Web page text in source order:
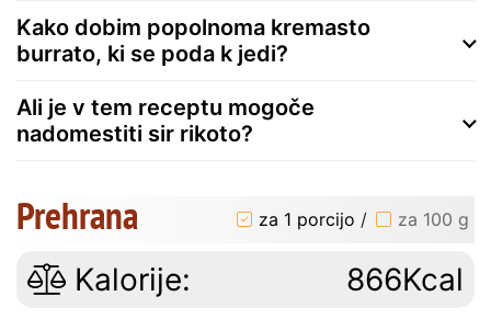
Kako dobim popolnoma kremasto
burrato, ki se poda k jedi?
Ali je v tem receptu mogoče
nadomestiti sir rikoto?
Prehrana za 1 porcijo / za 100 g
Kalorije: 866Kcal